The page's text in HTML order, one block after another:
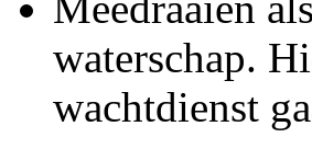
waterschap.
wachtdienst